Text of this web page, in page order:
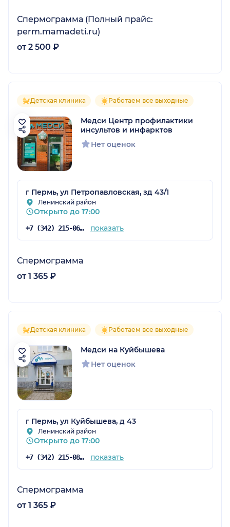
Спермограмма (Полный прайс:
perm.mamadeti.ru)
от 2 500 ₽
Детская клиника Работаем все выходные
Медси Центр профилактики
инсультов и инфарктов
Нет оценок
г Пермь, ул Петропавловская, зд 43/1
Ленинский район
Открыто до 17:00
+7 (342) 215-06-85 показать
Спермограмма
от 1 365 ₽
Детская клиника Работаем все выходные
Медси на Куйбышева
Нет оценок
г Пермь, ул Куйбышева, д 43
Ленинский район
Открыто до 17:00
+7 (342) 215-08-26 показать
Спермограмма
от 1 365 ₽